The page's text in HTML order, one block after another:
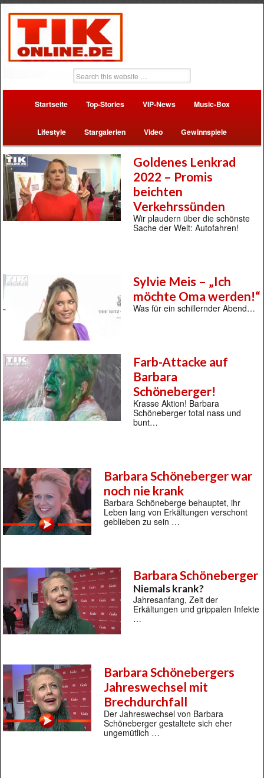
Startseite Top-Stories VIP-News Music-Box
Lifestyle Stargalerien Video Gewinnspiele
Goldenes Lenkrad
2022 – Promis
beichten
Verkehrssünden
Wir plaudern über die schönste
Sache der Welt: Autofahren!
Sylvie Meis – „Ich
möchte Oma werden!“
Was für ein schillernder Abend…
Farb-Attacke auf
Barbara
Schöneberger!
Krasse Aktion! Barbara
Schöneberger total nass und
bunt…
Barbara Schöneberger war
noch nie krank
Barbara Schöneberge behauptet, ihr
Leben lang von Erkältungen verschont
geblieben zu sein …
Barbara Schöneberger
Niemals krank?
Jahresanfang, Zeit der
Erkältungen und grippalen Infekte
…
Barbara Schönebergers
Jahreswechsel mit
Brechdurchfall
Der Jahreswechsel von Barbara
Schöneberger gestaltete sich eher
ungemütlich …